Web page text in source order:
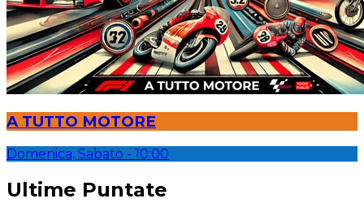
A TUTTO MOTORE
Domenica, Sabato - 10:00
Ultime Puntate